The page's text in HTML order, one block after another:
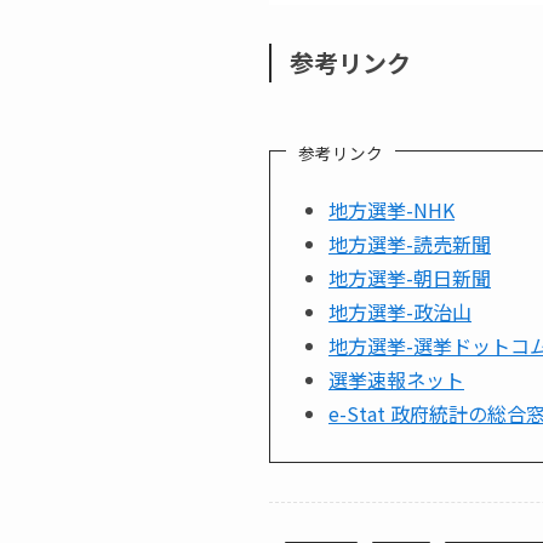
参考リンク
参考リンク
地方選挙-NHK
地方選挙-読売新聞
地方選挙-朝日新聞
地方選挙-政治山
地方選挙-選挙ドットコ
選挙速報ネット
e-Stat 政府統計の総合